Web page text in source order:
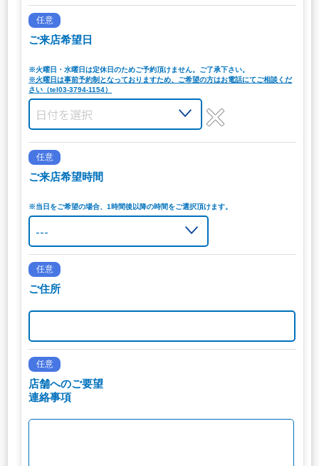
任意
ご来店希望日
※火曜日・水曜日は定休日のためご予約頂けません。ご了承下さい。
※火曜日は事前予約制となっておりますため、ご希望の方はお電話にてご相談くだ
さい（tel03-3794-1154）
任意
ご来店希望時間
※当日をご希望の場合、1時間後以降の時間をご選択頂けます。
任意
ご住所
任意
店舗へのご要望
連絡事項